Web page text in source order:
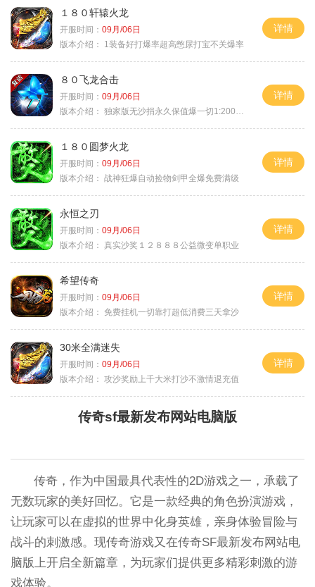
１８０轩辕火龙
开服时间： 09月/06日
版本介绍：
1装备好打爆率超高憋尿打宝不关爆率
详情
８０飞龙合击
开服时间： 09月/06日
版本介绍： 独家版无沙捐永久保值爆一切1:2000回2
详情
１８０圆梦火龙
开服时间： 09月/06日
版本介绍： 战神狂爆自动捡物剑甲全爆免费满级
详情
永恒之刃
开服时间： 09月/06日
版本介绍： 真实沙奖１２８８８公益微变单职业
详情
希望传奇
开服时间： 09月/06日
版本介绍： 免费挂机一切靠打超低消费三天拿沙
详情
30米全满迷失
开服时间： 09月/06日
版本介绍： 攻沙奖励上千大米打沙不激情退充值
详情
传奇sf最新发布网站电脑版
传奇，作为中国最具代表性的2D游戏之一，承载了
无数玩家的美好回忆。它是一款经典的角色扮演游戏，
让玩家可以在虚拟的世界中化身英雄，亲身体验冒险与
战斗的刺激感。现传奇游戏又在传奇SF最新发布网站电
脑版上开启全新篇章，为玩家们提供更多精彩刺激的游
戏体验。